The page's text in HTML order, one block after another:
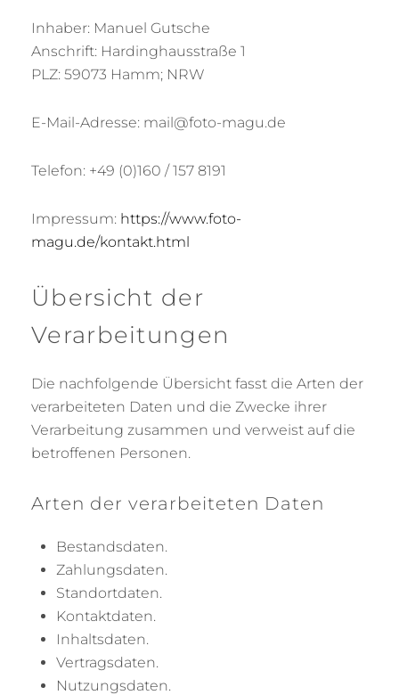
Inhaber: Manuel Gutsche
Anschrift: Hardinghausstraße 1
PLZ: 59073 Hamm; NRW
E-Mail-Adresse: mail@foto-magu.de
Telefon: +49 (0)160 / 157 8191
Impressum: https://www.foto-
magu.de/kontakt.html
Übersicht der
Verarbeitungen
Die nachfolgende Übersicht fasst die Arten der
verarbeiteten Daten und die Zwecke ihrer
Verarbeitung zusammen und verweist auf die
betroffenen Personen.
Arten der verarbeiteten Daten
Bestandsdaten.
Zahlungsdaten.
Standortdaten.
Kontaktdaten.
Inhaltsdaten.
Vertragsdaten.
Nutzungsdaten.